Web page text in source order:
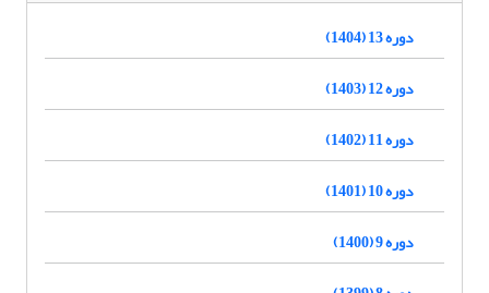
دوره 13 (1404)
دوره 12 (1403)
دوره 11 (1402)
دوره 10 (1401)
دوره 9 (1400)